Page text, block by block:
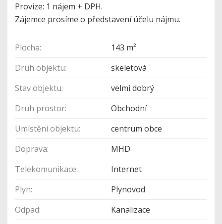
Provize: 1 nájem + DPH.
Zájemce prosíme o představení účelu nájmu.
Plocha:
143 m²
Druh objektu:
skeletová
Stav objektu:
velmi dobrý
Druh prostor:
Obchodní
Umístění objektu:
centrum obce
Doprava:
MHD
Telekomunikace:
Internet
Plyn:
Plynovod
Odpad:
Kanalizace